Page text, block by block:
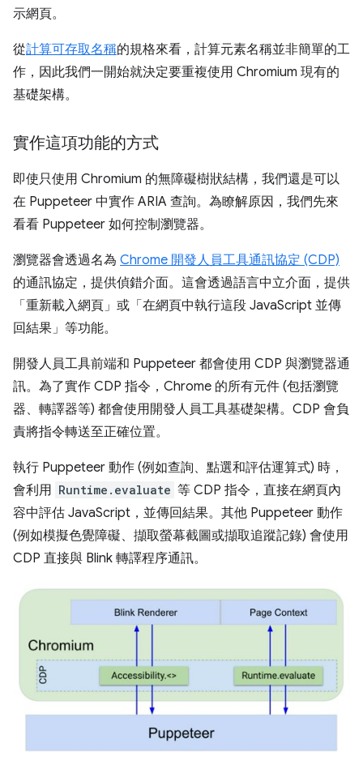
示網頁。
從計算可存取名稱的規格來看，計算元素名稱並非簡單的工
作，因此我們一開始就決定要重複使用 Chromium 現有的
基礎架構。
實作這項功能的方式
即使只使用 Chromium 的無障礙樹狀結構，我們還是可以
在 Puppeteer 中實作 ARIA 查詢。為瞭解原因，我們先來
看看 Puppeteer 如何控制瀏覽器。
瀏覽器會透過名為 Chrome 開發人員工具通訊協定 (CDP)
的通訊協定，提供偵錯介面。這會透過語言中立介面，提供
「重新載入網頁」或「在網頁中執行這段 JavaScript 並傳
回結果」等功能。
開發人員工具前端和 Puppeteer 都會使用 CDP 與瀏覽器通
訊。為了實作 CDP 指令，Chrome 的所有元件 (包括瀏覽
器、轉譯器等) 都會使用開發人員工具基礎架構。CDP 會負
責將指令轉送至正確位置。
執行 Puppeteer 動作 (例如查詢、點選和評估運算式) 時，
會利用 Runtime.evaluate 等 CDP 指令，直接在網頁內
容中評估 JavaScript，並傳回結果。其他 Puppeteer 動作
(例如模擬色覺障礙、擷取螢幕截圖或擷取追蹤記錄) 會使用
CDP 直接與 Blink 轉譯程序通訊。